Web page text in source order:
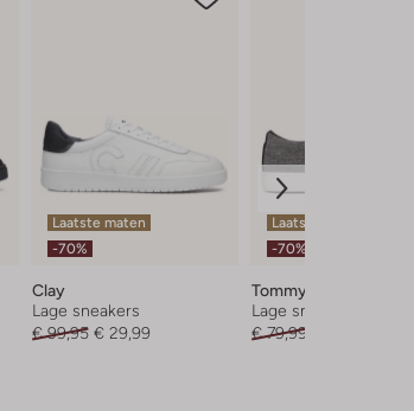
Laatste maten
-70%
Clay
Lage sneakers
€ 99,95 € 29,99
Laatste item
-70%
Tommy Hilfiger
Lage sneakers
€ 79,99